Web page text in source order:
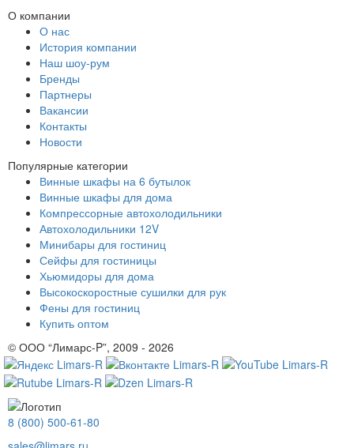
О компании
О нас
История компании
Наш шоу-рум
Бренды
Партнеры
Вакансии
Контакты
Новости
Популярные категории
Винные шкафы на 6 бутылок
Винные шкафы для дома
Компрессорные автохолодильники
Автохолодильники 12V
Минибары для гостиниц
Сейфы для гостиницы
Хьюмидоры для дома
Высокоскоростные сушилки для рук
Фены для гостиниц
Купить оптом
© ООО “Лимарс-P”, 2009 - 2026
8 (800) 500-61-80